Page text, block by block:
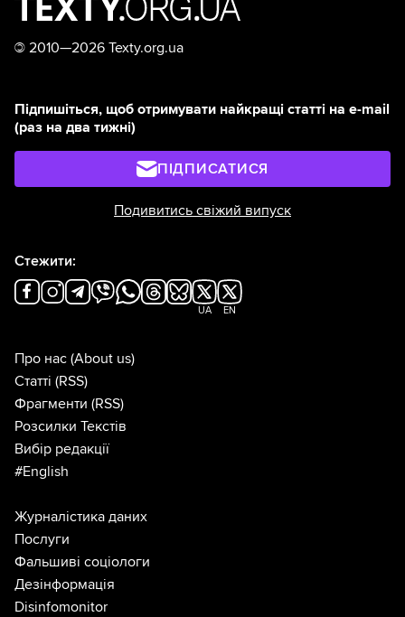
© 2010—2026 Texty.org.ua
Підпишіться, щоб отримувати найкращі статті на e-mail
(раз на два тижні)
ПІДПИСАТИСЯ
Подивитись свіжий випуск
Стежити:
UA EN
Про нас (About us)
Статті (RSS)
Фрагменти (RSS)
Розсилки Текстів
Вибір редакції
#English
Журналістика даних
Послуги
Фальшиві соціологи
Дезінформація
Disinfomonitor